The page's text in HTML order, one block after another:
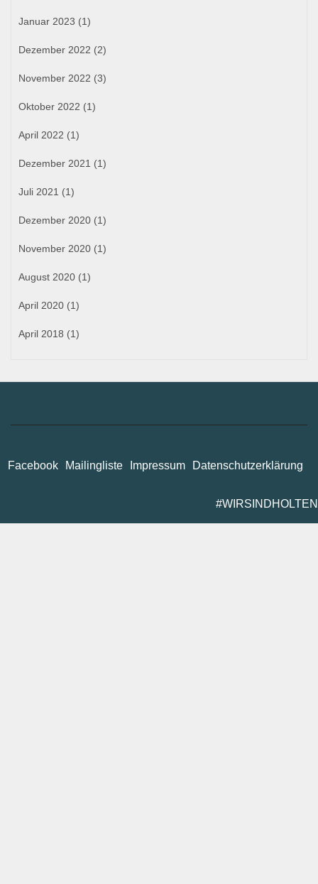
Januar 2023 (1)
Dezember 2022 (2)
November 2022 (3)
Oktober 2022 (1)
April 2022 (1)
Dezember 2021 (1)
Juli 2021 (1)
Dezember 2020 (1)
November 2020 (1)
August 2020 (1)
April 2020 (1)
April 2018 (1)
Facebook Mailingliste Impressum Datenschutzerklärung
#WIRSINDHOLTEN